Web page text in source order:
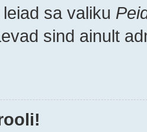
sa valiku
sind ainult